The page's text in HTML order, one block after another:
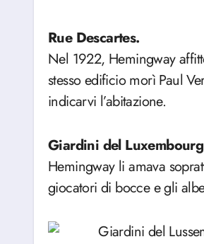
Rue Descartes.
Nel 1922, Hemingway
stesso edificio morì Paul
indicarvi l’abitazione.
Giardini del
Hemingway li amava
giocatori di bocce e gli